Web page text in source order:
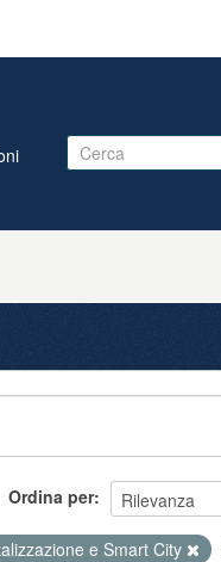
Ordina per
e Smart City